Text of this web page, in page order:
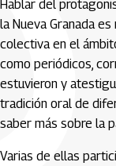
Hablar del
la Nueva Granada
colectiva en el
como periódicos,
estuvieron y
tradición oral de
saber más sobre la
Varias de ellas